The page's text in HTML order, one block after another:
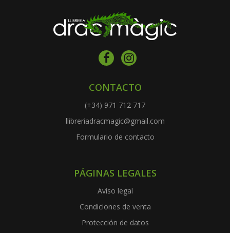
CONTACTO
(+34) 971 712 717
llibreriadracmagic@gmail.com
Formulario de contacto
PÁGINAS LEGALES
Aviso legal
Condiciones de venta
Protección de datos